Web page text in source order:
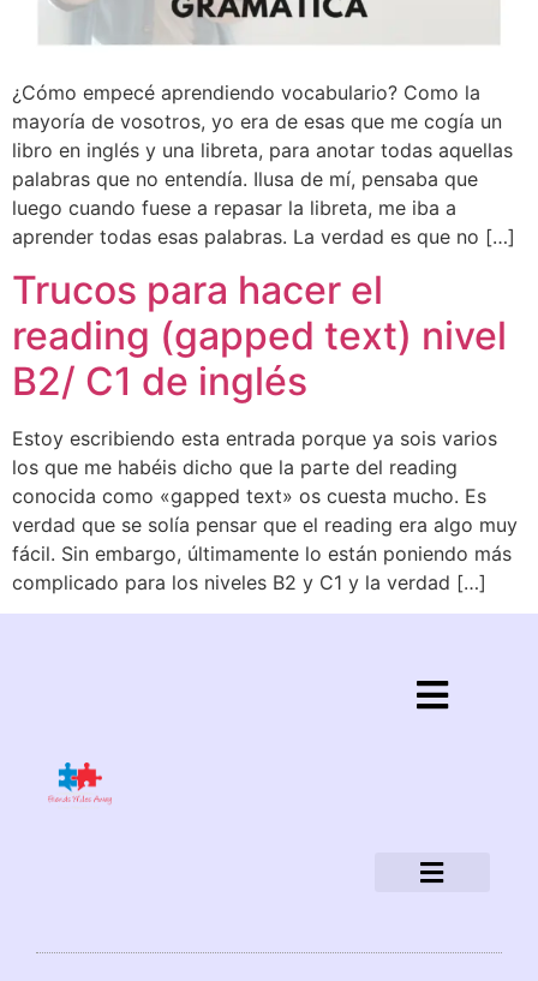
¿Cómo empecé aprendiendo vocabulario? Como la
mayoría de vosotros, yo era de esas que me cogía un
libro en inglés y una libreta, para anotar todas aquellas
palabras que no entendía. Ilusa de mí, pensaba que
luego cuando fuese a repasar la libreta, me iba a
aprender todas esas palabras. La verdad es que no […]
Trucos para hacer el
reading (gapped text) nivel
B2/ C1 de inglés
Estoy escribiendo esta entrada porque ya sois varios
los que me habéis dicho que la parte del reading
conocida como «gapped text» os cuesta mucho. Es
verdad que se solía pensar que el reading era algo muy
fácil. Sin embargo, últimamente lo están poniendo más
complicado para los niveles B2 y C1 y la verdad […]